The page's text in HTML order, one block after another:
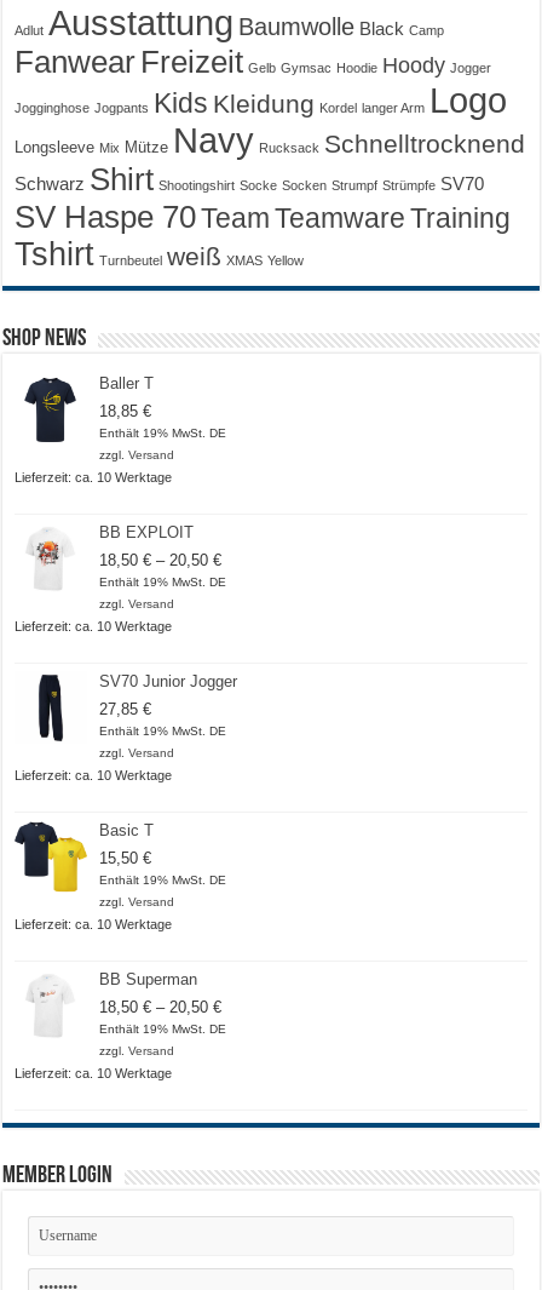
Adlut Ausstattung Baumwolle Black Camp
Fanwear Freizeit Gelb Gymsac Hoodie Hoody Jogger
Jogginghose Jogpants Kids Kleidung Kordel langer Arm Logo
Longsleeve Mix Mütze Navy Rucksack Schnelltrocknend
Schwarz Shirt Shootingshirt Socke Socken Strumpf Strümpfe SV70
SV Haspe 70Team Teamware Training
Tshirt Turnbeutel weiß XMAS Yellow
Shop News
Baller T
18,85€
Enthält 19% MwSt. DE
zzgl.Versand
Lieferzeit: ca. 10 Werktage
BB EXPLOIT
18,50€ – 20,50€Preisspanne:
18,50 €
Enthält 19% MwSt. DE
zzgl.Versand
Lieferzeit: ca. 10 Werktage
SV70 Junior Jogger
27,85€
Enthält 19% MwSt. DE
zzgl.Versand
Lieferzeit: ca. 10 Werktage
Basic T
15,50€
Enthält 19% MwSt. DE
zzgl.Versand
Lieferzeit: ca. 10 Werktage
BB Superman
18,50€ – 20,50€Preisspanne:
18,50 €
Enthält 19% MwSt. DE
zzgl.Versand
Lieferzeit: ca. 10 Werktage
Member Login